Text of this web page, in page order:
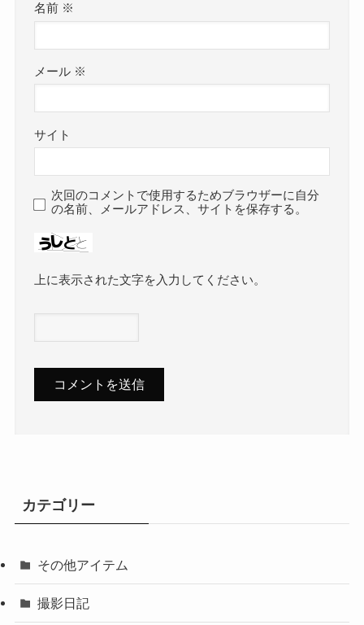
名前 ※
メール ※
サイト
次回のコメントで使用するためブラウザーに自分
の名前、メールアドレス、サイトを保存する。
上に表示された文字を入力してください。
カテゴリー
その他アイテム
撮影日記